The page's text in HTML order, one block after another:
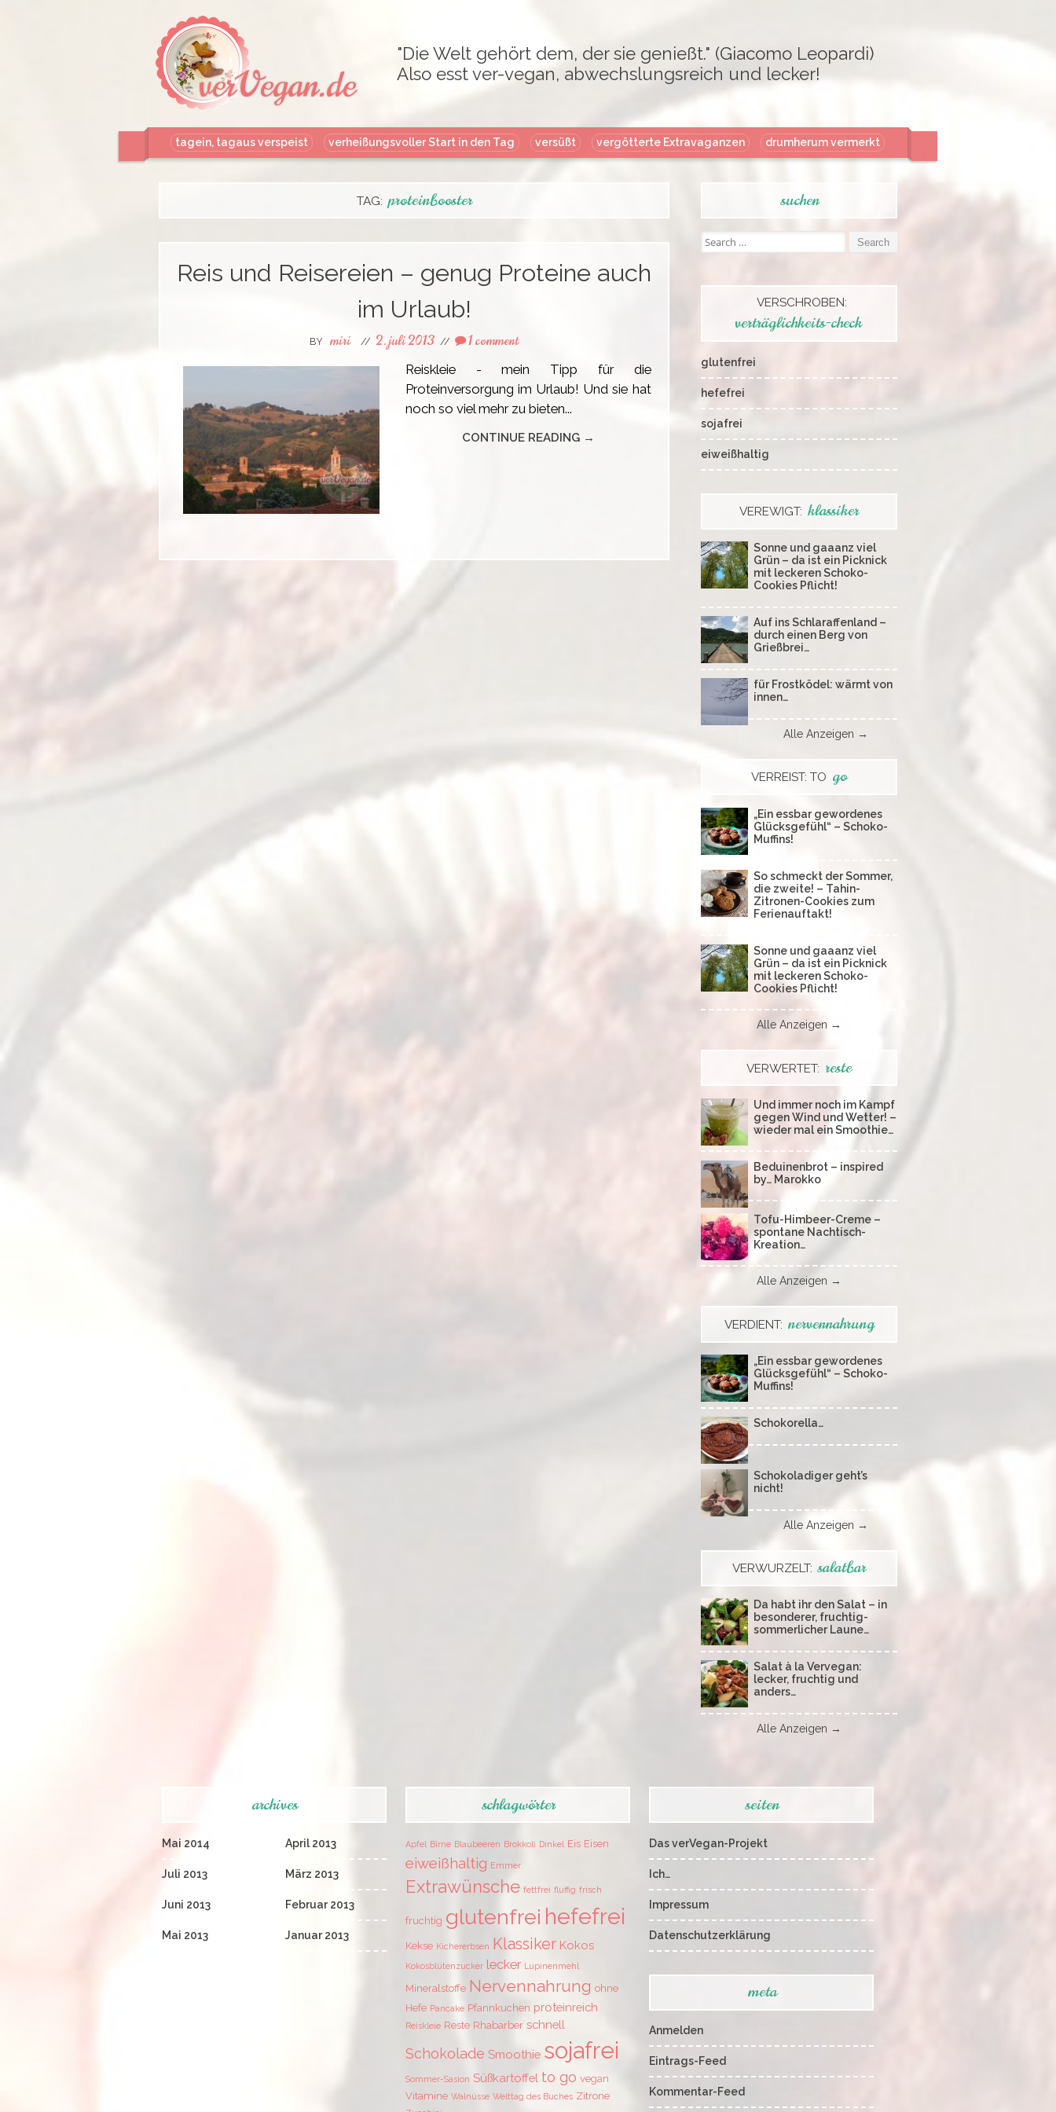
verVegan.de
"Die Welt gehört dem, der sie genießt." (Giacomo Leopardi)
Also esst ver-vegan, abwechslungsreich und lecker!
Skip
to
tagein, tagaus verspeist verheißungsvoller Start in den Tag versüßt vergötterte Extravaganzen drumherum vermerkt
TAG: proteinbooster
Reis und Reisereien – genug Proteine auch
im Urlaub!
BY miri // 2. juli 2013 // 1 comment
Reiskleie - mein Tipp für die
Proteinversorgung im Urlaub! Und sie hat
noch so viel mehr zu bieten...
CONTINUE READING →
suchen
Search
for:
VERSCHROBEN:
verträglichkeits-check
glutenfrei
hefefrei
sojafrei
eiweißhaltig
VEREWIGT: klassiker
Sonne und gaaanz viel
Grün – da ist ein Picknick
mit leckeren Schoko-
Cookies Pflicht!
Auf ins Schlaraffenland –
durch einen Berg von
Grießbrei…
für Frostködel: wärmt von
innen…
Alle Anzeigen →
VERREIST: TO go
„Ein essbar gewordenes
Glücksgefühl“ – Schoko-
Muffins!
So schmeckt der Sommer,
die zweite! – Tahin-
Zitronen-Cookies zum
Ferienauftakt!
Sonne und gaaanz viel
Grün – da ist ein Picknick
mit leckeren Schoko-
Cookies Pflicht!
Alle Anzeigen →
VERWERTET: reste
Und immer noch im Kampf
gegen Wind und Wetter! –
wieder mal ein Smoothie…
Beduinenbrot – inspired
by… Marokko
Tofu-Himbeer-Creme –
spontane Nachtisch-
Kreation…
Alle Anzeigen →
VERDIENT: nervennahrung
„Ein essbar gewordenes
Glücksgefühl“ – Schoko-
Muffins!
Schokorella…
Schokoladiger geht’s
nicht!
Alle Anzeigen →
VERWURZELT: salatbar
Da habt ihr den Salat – in
besonderer, fruchtig-
sommerlicher Laune…
Salat à la Vervegan:
lecker, fruchtig und
anders…
Alle Anzeigen →
archives
Mai 2014
Juli 2013
Juni 2013
Mai 2013
April 2013
März 2013
Februar 2013
Januar 2013
schlagwörter
Apfel Birne Blaubeeren Brokkoli Dinkel Eis Eisen
eiweißhaltig Emmer
Extrawünsche fettfrei fluffig frisch
fruchtig glutenfrei hefefrei
Kekse Kichererbsen Klassiker Kokos
Kokosblütenzucker lecker Lupinenmehl
Mineralstoffe Nervennahrung ohne
Hefe Pancake Pfannkuchen proteinreich
Reiskleie Reste Rhabarber schnell
Schokolade Smoothie sojafrei
Sommer-Sasion Süßkartoffel to go vegan
Vitamine Walnüsse Welttag des Buches Zitrone
seiten
Das verVegan-Projekt
Ich…
Impressum
Datenschutzerklärung
meta
Anmelden
Eintrags-Feed
Kommentar-Feed